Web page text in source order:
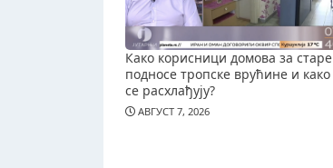
Како корисници домова за старе
подносе тропске врућине и како
се расхлађују?
АВГУСТ 7, 2026